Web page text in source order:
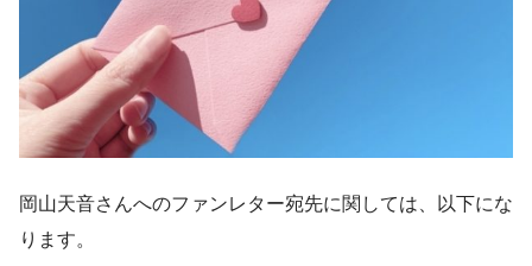
岡山天音さんへのファンレター宛先に関しては、以下にな
ります。